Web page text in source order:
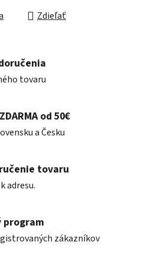
Zdieľať
tovaru
od 50€
a Česku
tovaru
adresu.
program
zákazníkov